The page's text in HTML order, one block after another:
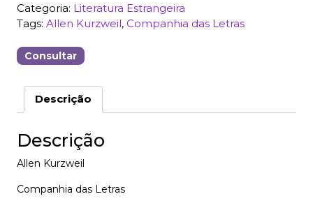
Categoria: Literatura Estrangeira
Tags: Allen Kurzweil, Companhia das Letras
Consultar
Descrição
Descrição
Allen Kurzweil
Companhia das Letras